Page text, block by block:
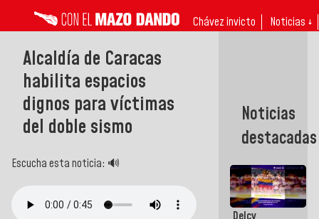
Chávez invicto Noticias ↓
Alcaldía de Caracas
habilita espacios
dignos para víctimas
del doble sismo
Escucha esta noticia: 🔊
Noticias
destacadas